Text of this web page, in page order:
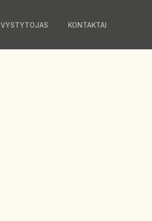
VYSTYTOJAS KONTAKTAI